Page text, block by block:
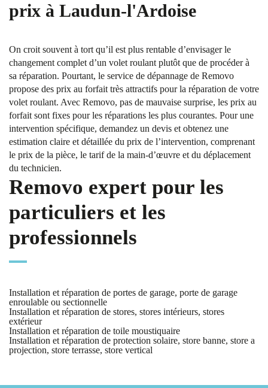
prix à Laudun-l'Ardoise
On croit souvent à tort qu’il est plus rentable d’envisager le
changement complet d’un volet roulant plutôt que de procéder à
sa réparation. Pourtant, le service de dépannage de Removo
propose des prix au forfait très attractifs pour la réparation de votre
volet roulant. Avec Removo, pas de mauvaise surprise, les prix au
forfait sont fixes pour les réparations les plus courantes. Pour une
intervention spécifique, demandez un devis et obtenez une
estimation claire et détaillée du prix de l’intervention, comprenant
le prix de la pièce, le tarif de la main-d’œuvre et du déplacement
du technicien.
Removo expert pour les
particuliers et les
professionnels
Installation et réparation de portes de garage, porte de garage
enroulable ou sectionnelle
Installation et réparation de stores, stores intérieurs, stores
extérieur
Installation et réparation de toile moustiquaire
Installation et réparation de protection solaire, store banne, store a
projection, store terrasse, store vertical